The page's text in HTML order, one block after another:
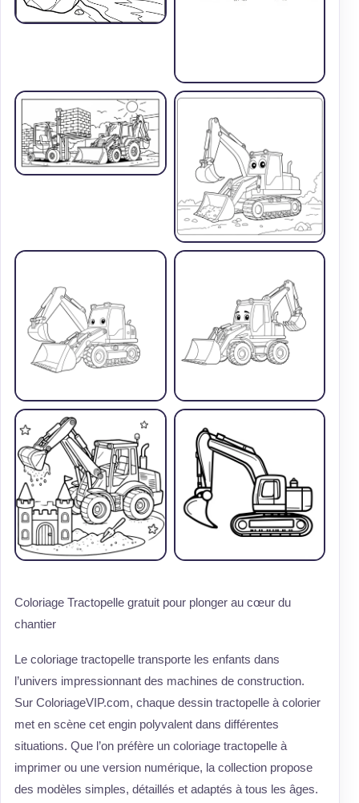
Coloriage Tractopelle gratuit pour plonger au cœur du
chantier
Le coloriage tractopelle transporte les enfants dans
l’univers impressionnant des machines de construction.
Sur ColoriageVIP.com, chaque dessin tractopelle à colorier
met en scène cet engin polyvalent dans différentes
situations. Que l’on préfère un coloriage tractopelle à
imprimer ou une version numérique, la collection propose
des modèles simples, détaillés et adaptés à tous les âges.